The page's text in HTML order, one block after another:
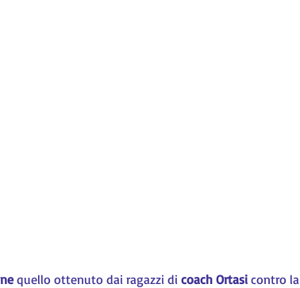
quello ottenuto dai ragazzi di coach Ortasi contro